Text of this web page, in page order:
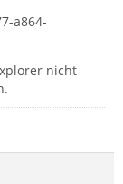
a864-
nicht